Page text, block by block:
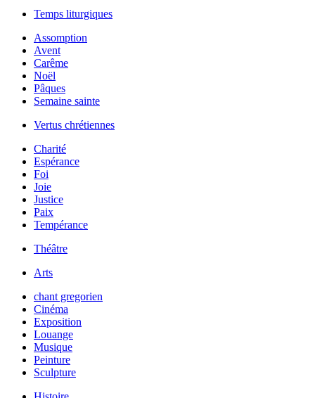
Temps liturgiques
Assomption
Avent
Carême
Noël
Pâques
Semaine sainte
Vertus chrétiennes
Charité
Espérance
Foi
Joie
Justice
Paix
Tempérance
Théâtre
Arts
chant gregorien
Cinéma
Exposition
Louange
Musique
Peinture
Sculpture